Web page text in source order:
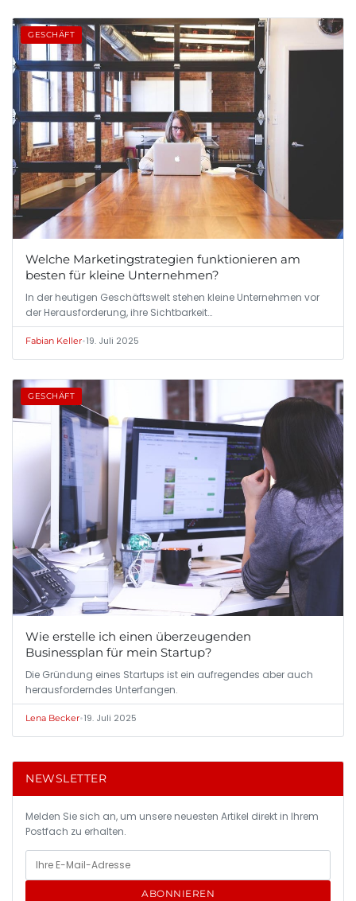
GESCHÄFT
Welche Marketingstrategien funktionieren am
besten für kleine Unternehmen?
In der heutigen Geschäftswelt stehen kleine Unternehmen vor
der Herausforderung, ihre Sichtbarkeit…
Fabian Keller•19. Juli 2025
GESCHÄFT
Wie erstelle ich einen überzeugenden
Businessplan für mein Startup?
Die Gründung eines Startups ist ein aufregendes aber auch
herausforderndes Unterfangen.
Lena Becker•19. Juli 2025
NEWSLETTER
Melden Sie sich an, um unsere neuesten Artikel direkt in Ihrem
Postfach zu erhalten.
ABONNIEREN